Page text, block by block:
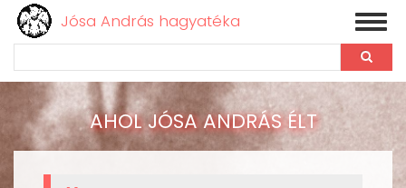
tartalomra
Jósa András hagyatéka
AHOL JÓSA ANDRÁS ÉLT